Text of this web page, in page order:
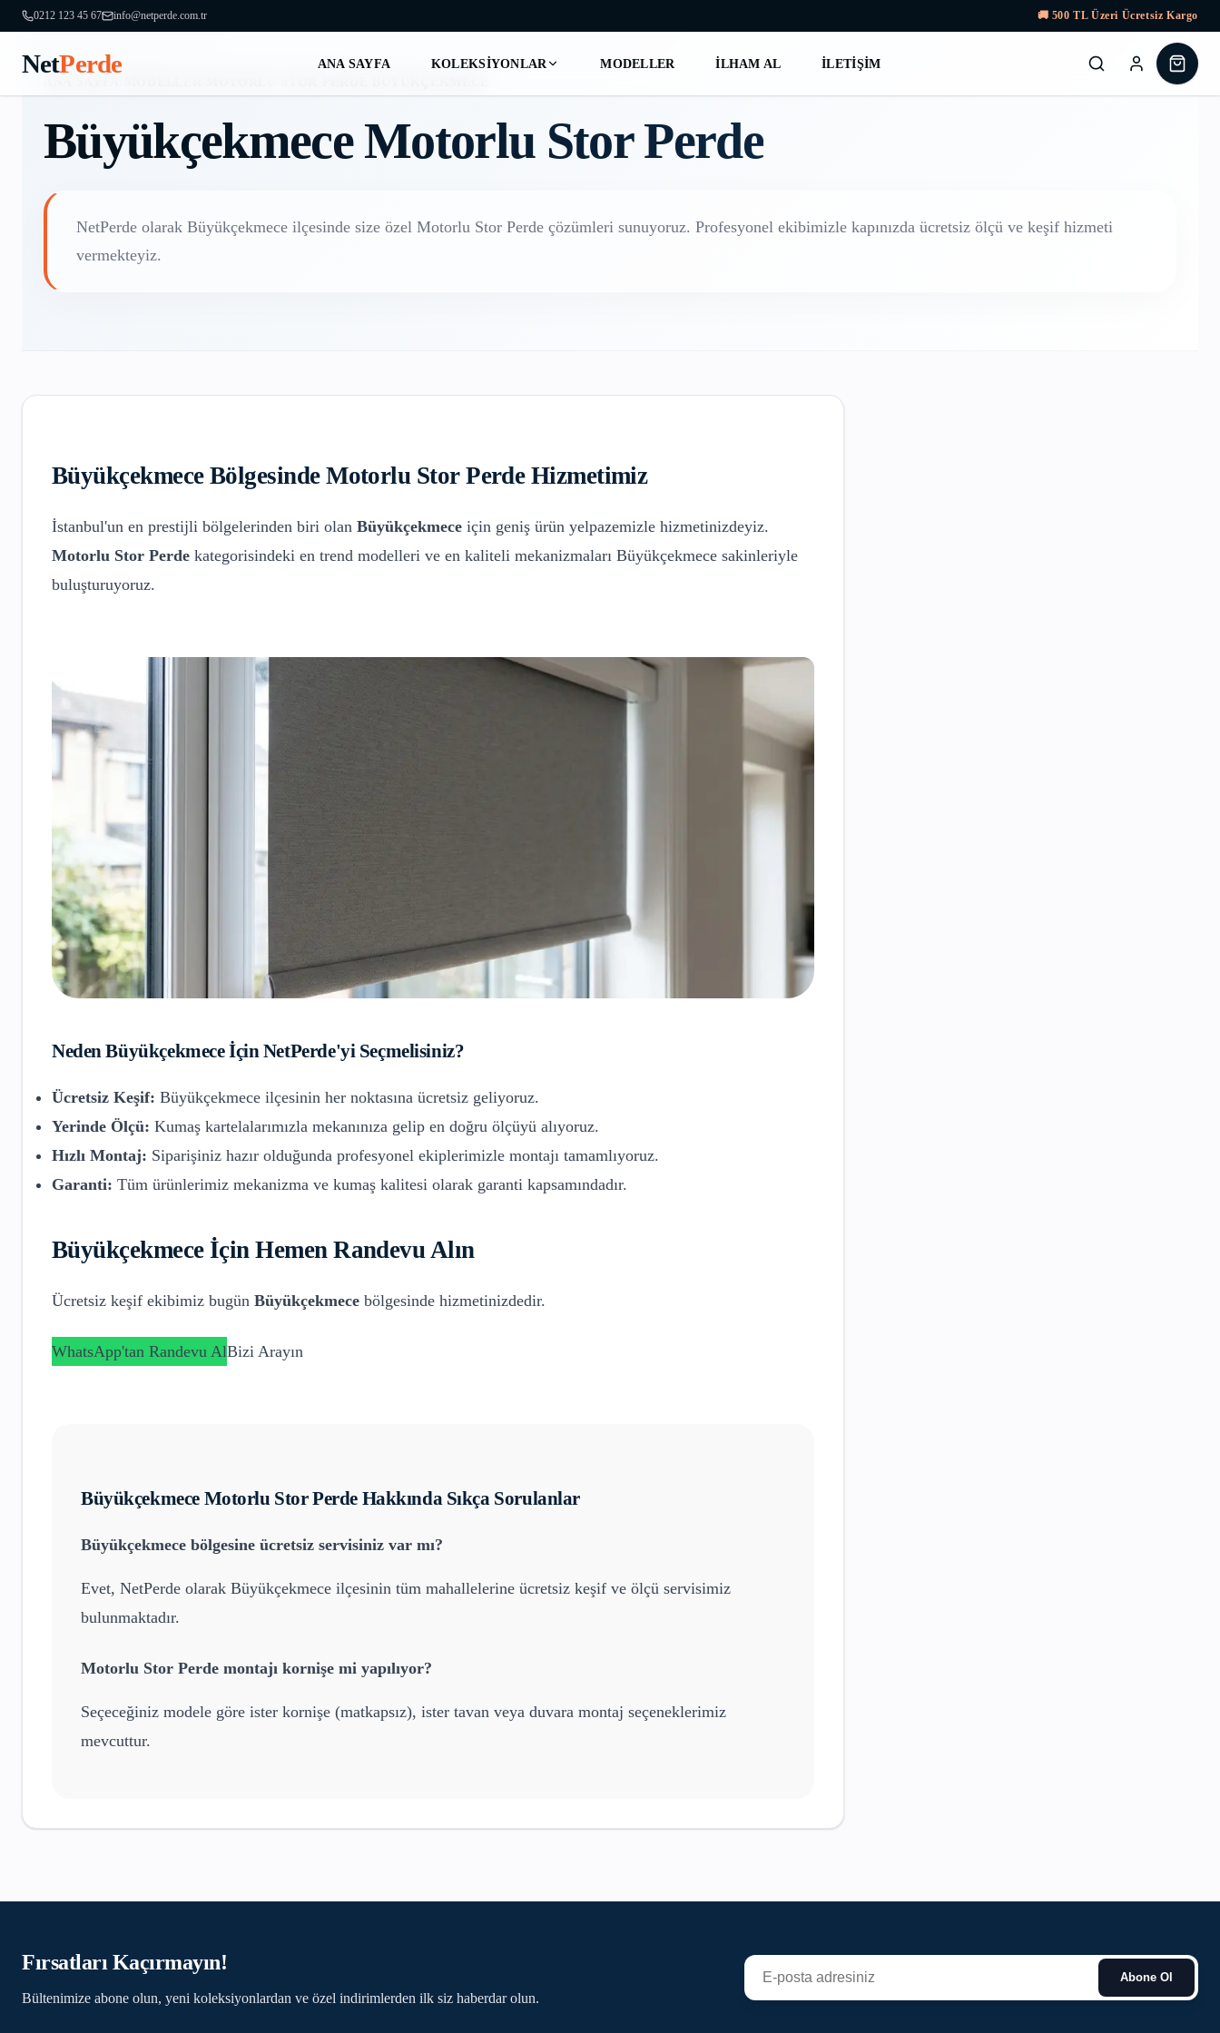
0212 123 45 67 info@netperde.com.tr 🚚 500 TL Üzeri Ücretsiz Kargo
NetPerde ANA SAYFA KOLEKSIYONLAR MODELLER İLHAM AL
İLETIŞIM
Büyükçekmece Motorlu Stor Perde
NetPerde olarak Büyükçekmece ilçesinde size özel Motorlu Stor Perde çözümleri sunuyoruz. Profesyonel ekibimizle kapınızda ücretsiz ölçü ve keşif hizmeti
vermekteyiz.
BüyükçekmeceBölgesindeMotorlu Stor PerdeHizmetimiz
İstanbul'un en prestijli bölgelerinden biri olan Büyükçekmece için geniş ürün yelpazemizle hizmetinizdeyiz.
Motorlu Stor Perde kategorisindeki en trend modelleri ve en kaliteli mekanizmaları Büyükçekmece sakinleriyle
buluşturuyoruz.
NedenBüyükçekmeceİçin NetPerde'yi Seçmelisiniz?
Ücretsiz Keşif: Büyükçekmece ilçesinin her noktasına ücretsiz geliyoruz.
Yerinde Ölçü: Kumaş kartelalarımızla mekanınıza gelip en doğru ölçüyü alıyoruz.
Hızlı Montaj: Siparişiniz hazır olduğunda profesyonel ekiplerimizle montajı tamamlıyoruz.
Garanti: Tüm ürünlerimiz mekanizma ve kumaş kalitesi olarak garanti kapsamındadır.
Büyükçekmeceİçin Hemen Randevu Alın
Ücretsiz keşif ekibimiz bugün Büyükçekmece bölgesinde hizmetinizdedir.
WhatsApp'tan Randevu AlBizi Arayın
Büyükçekmece Motorlu Stor PerdeHakkında Sıkça Sorulanlar
Büyükçekmece bölgesine ücretsiz servisiniz var mı?
Evet, NetPerde olarak Büyükçekmece ilçesinin tüm mahallelerine ücretsiz keşif ve ölçü servisimiz
bulunmaktadır.
Motorlu Stor Perde montajı kornişe mi yapılıyor?
Seçeceğiniz modele göre ister kornişe (matkapsız), ister tavan veya duvara montaj seçeneklerimiz
mevcuttur.
Fırsatları Kaçırmayın!
Bültenimize abone olun, yeni koleksiyonlardan ve özel indirimlerden ilk siz haberdar olun.
Abone Ol